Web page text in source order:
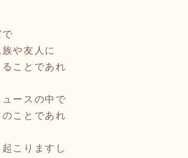
や友人に
ことであれ
ースの中で
ことであれ
こりますし